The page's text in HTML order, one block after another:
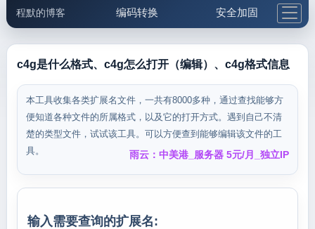
程默的博客 编码转换 安全加固
邮件工具 生活便民 更多工具
5.1支付宝大红包
c4g是什么格式、c4g怎么打开（编辑）、c4g格式信息
本工具收集各类扩展名文件，一共有8000多种，通过查找能够方
便知道各种文件的所属格式，以及它的打开方式。遇到自己不清
楚的类型文件，试试该工具。可以方便查到能够编辑该文件的工
具。
雨云：中美港_服务器 5元/月_独立IP
输入需要查询的扩展名: